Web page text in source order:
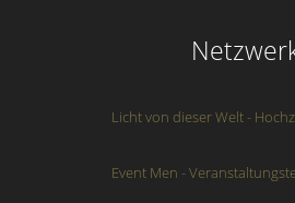
Licht von dieser Welt -
Event Men -